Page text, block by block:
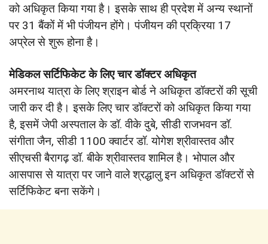
को अधिकृत किया गया है। इसके साथ ही प्रदेश में अन्य स्थानों
पर 31 बैंकों में भी पंजीयन होंगे। पंजीयन की प्रक्रिया 17
अप्रेल से शुरू होना है।
मेडिकल सर्टिफिकेट के लिए चार डॉक्टर अधिकृत
अमरनाथ यात्रा के लिए श्राइन बोर्ड ने अधिकृत डॉक्टरों की सूची
जारी कर दी है। इसके लिए चार डॉक्टरों को अधिकृत किया गया
है, इसमें जेपी अस्पताल के डॉ. वीके दुबे, सीडी राजभवन डॉ.
संगीता जैन, सीडी 1100 क्वार्टर डॉ. योगेश श्रीवास्तव और
सीएचसी बैरागढ़ डॉ. बीके श्रीवास्तव शामिल है। भोपाल और
आसपास से यात्रा पर जाने वाले श्रद्धालु इन अधिकृत डॉक्टरों से
सर्टिफिकेट बना सकेंगे।